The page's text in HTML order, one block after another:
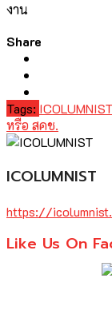
งาน
Share
Tags:
หรือ สคช.
ICOLUMNIST
https://
Like Us On